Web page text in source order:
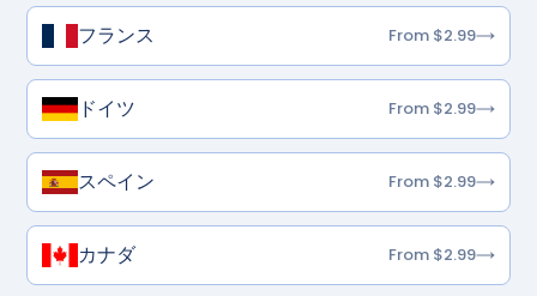
フランス From $2.99
ドイツ From $2.99
スペイン From $2.99
カナダ From $2.99